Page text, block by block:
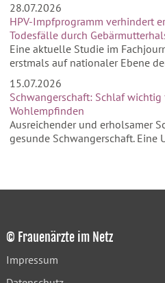
28.07.2026
HPV-Impfprogramm verhindert
Todesfälle durch
Eine aktuelle Studie im
erstmals auf nationaler Ebene
15.07.2026
Schwangerschaft: Schlaf wichtig
Wohlempfinden
Ausreichender und erholsamer
gesunde Schwangerschaft. Eine
© Frauenärzte im Netz
Impressum